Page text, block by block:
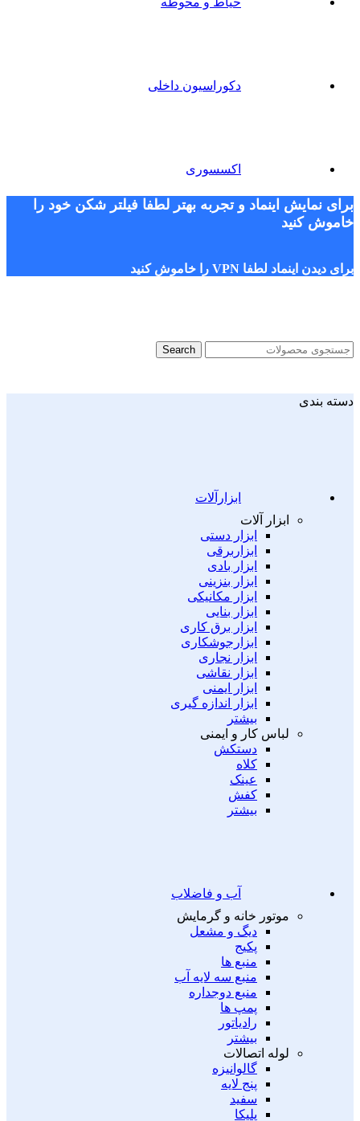
دکوراسیون داخلی
اکسسوری
برای نمایش اینماد و تجربه بهتر لطفا فیلتر شکن خود را
خاموش کنید
برای دیدن اینماد لطفا VPN را خاموش کنید
Search
دسته بندی
ابزارآلات
ابزار آلات
ابزار دستی
ابزاربرقی
ابزار بادی
ابزار بنزینی
ابزار مکانیکی
ابزار بنایی
ابزار برق کاری
ابزارجوشکاری
ابزار نجاری
ابزار نقاشی
ابزار ایمنی
ابزار اندازه گیری
بیشتر
لباس کار و ایمنی
دستکش
کلاه
عینک
کفش
بیشتر
آب و فاضلاب
موتور خانه و گرمایش
دیگ و مشعل
پکیج
منبع ها
منبع سه لایه آب
منبع دوجداره
پمپ ها
رادیاتور
بیشتر
لوله اتصالات
گالوانیزه
پنج لایه
سفید
پلیکا